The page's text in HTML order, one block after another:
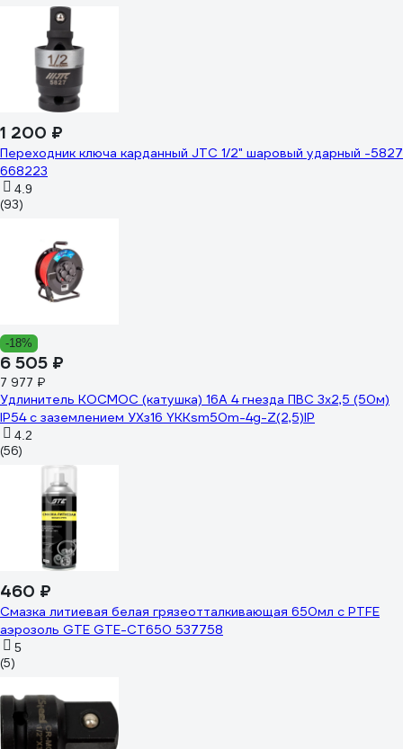
1 200 ₽
Переходник ключа карданный JTC 1/2" шаровый ударный -5827
668223
4.9
(93)
-18%
6 505 ₽
7 977 ₽
Удлинитель КОСМОС (катушка) 16А 4 гнезда ПВС 3х2,5 (50м)
IP54 с заземлением УХз16 YKKsm50m-4g-Z(2,5)IP
4.2
(56)
460 ₽
Смазка литиевая белая грязеотталкивающая 650мл с PTFE
аэрозоль GTE GTE-CT650 537758
5
(5)